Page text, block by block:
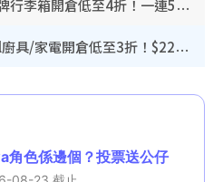
開倉優惠｜尖沙咀名牌行李箱開倉低至4折！一連5日 American Tourister/ace./Hallmark $200起！
廚具開倉｜特福Tefal廚具/家電開倉低至3折！$220起買平底鍋/炒鑊/湯煲！電飯煲/吸塵機/燙斗$418起